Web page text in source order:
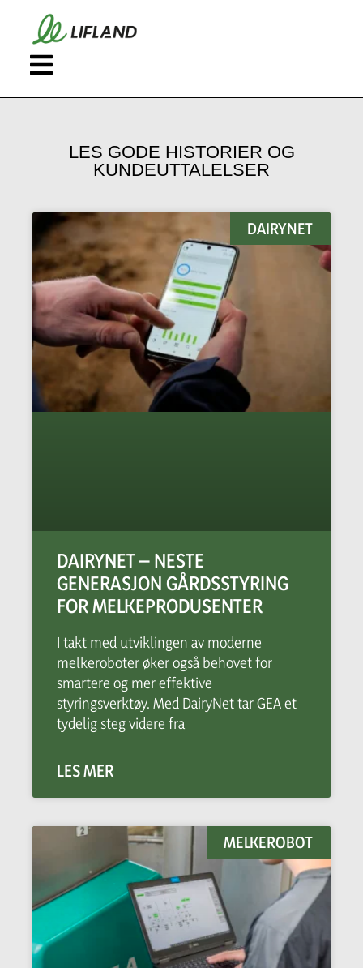
LES GODE HISTORIER OG
KUNDEUTTALELSER
DAIRYNET
DAIRYNET – NESTE
GENERASJON GÅRDSSTYRING
FOR MELKEPRODUSENTER
I takt med utviklingen av moderne
melkeroboter øker også behovet for
smartere og mer effektive
styringsverktøy. Med DairyNet tar GEA et
tydelig steg videre fra
LES MER
MELKEROBOT